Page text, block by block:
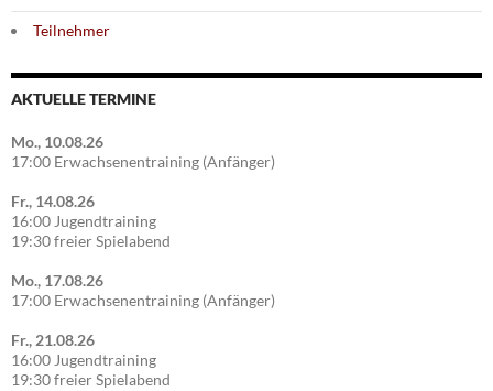
Teilnehmer
AKTUELLE TERMINE
Mo., 10.08.26
17:00 Erwachsenentraining (Anfänger)
Fr., 14.08.26
16:00 Jugendtraining
19:30 freier Spielabend
Mo., 17.08.26
17:00 Erwachsenentraining (Anfänger)
Fr., 21.08.26
16:00 Jugendtraining
19:30 freier Spielabend